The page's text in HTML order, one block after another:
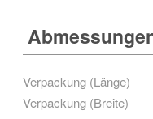
Verpackung (Länge)
Verpackung (Breite)